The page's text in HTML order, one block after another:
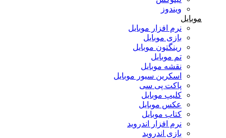
ویندوز
موبایل
نرم افزار موبایل
بازی موبایل
رینگتون موبایل
تم موبایل
نقشه موبایل
اسکرین سیور موبایل
پاکت پی سی
کلیپ موبایل
عکس موبایل
کتاب موبایل
نرم افزار اندروید
بازی اندروید